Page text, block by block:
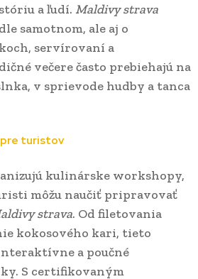
a ľudí. Maldivy strava
samotnom, ale aj o
servírovaní a
večere často prebiehajú na
v sprievode hudby a tanca
pre turistov
kulinárske workshopy,
môžu naučiť pripravovať
strava. Od filetovania
kokosového kari, tieto
a poučné
S certifikovaným